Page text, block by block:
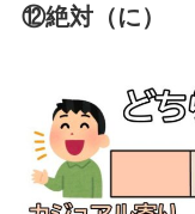
⑫絶対（に）